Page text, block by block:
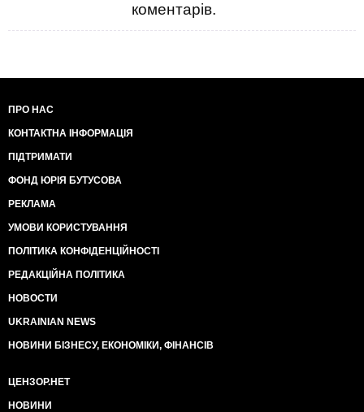
коментарів.
ПРО НАС
КОНТАКТНА ІНФОРМАЦІЯ
ПІДТРИМАТИ
ФОНД ЮРІЯ БУТУСОВА
РЕКЛАМА
УМОВИ КОРИСТУВАННЯ
ПОЛІТИКА КОНФІДЕНЦІЙНОСТІ
РЕДАКЦІЙНА ПОЛІТИКА
НОВОСТИ
UKRAINIAN NEWS
НОВИНИ БІЗНЕСУ, ЕКОНОМІКИ, ФІНАНСІВ
ЦЕНЗОР.НЕТ
НОВИНИ